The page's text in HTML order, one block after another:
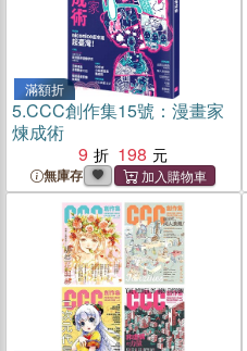
滿額折
5.CCC創作集15號：漫畫家
煉成術
9
198
無庫存